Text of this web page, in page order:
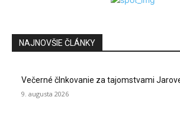
NAJNOVŠIE ČLÁNKY
Večerné člnkovanie za tajomstvami
9. augusta 2026